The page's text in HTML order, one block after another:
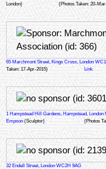
London)
(Photos Taken: 20-
65 Marchmont Street, Kings Cross, London
Taken: 17-Apr-2015)
Link
1 Hampstead Hill Gardens, Hampstead, London
Empson (Sculptor) (Photos
32 Endell Street, London WC2H 9AG